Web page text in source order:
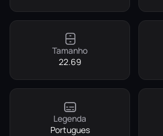
Tamanho
22.69
Legenda
Portugues